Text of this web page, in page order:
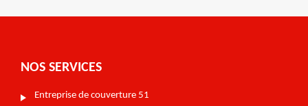
NOS SERVICES
Entreprise de couverture 51